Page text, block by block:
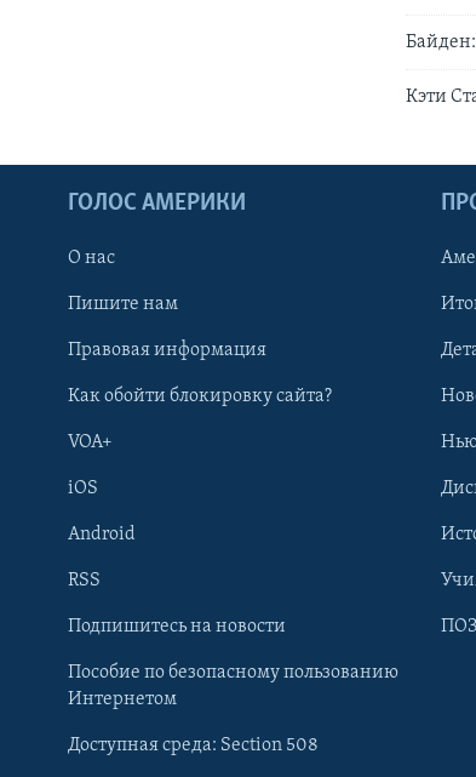
Learning English
Кэти
ГОЛОС АМЕРИКИ
О нас
Пишите нам
Правовая информация
Как обойти блокировку сайта?
VOA+
iOS
Android
RSS
Подпишитесь на новости
Пособие по безопасному пользованию
Интернетом
Доступная среда: Section 508